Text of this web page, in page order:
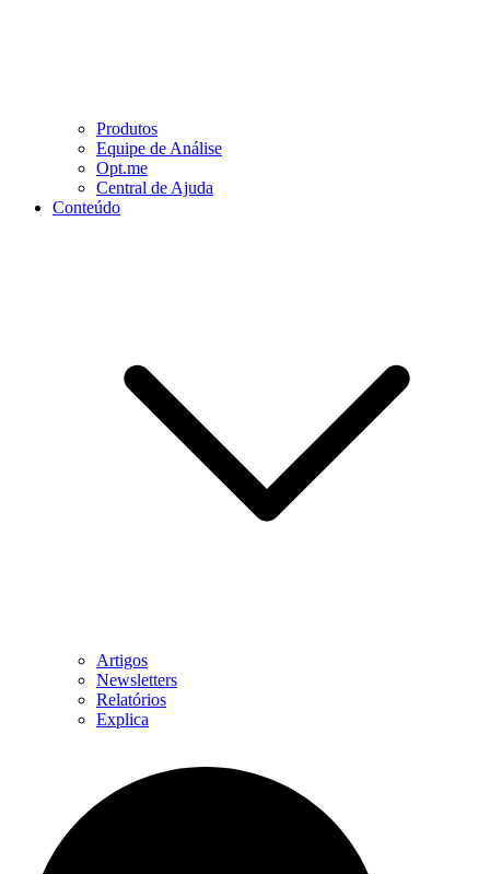
Produtos
Equipe de Análise
Opt.me
Central de Ajuda
Conteúdo
Artigos
Newsletters
Relatórios
Explica